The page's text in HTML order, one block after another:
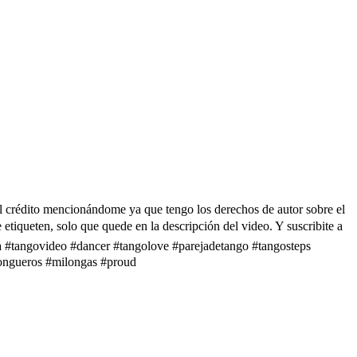
mencionándome ya que tengo los derechos de autor sobre el
solo que quede en la descripción del video. Y suscribite a
#dancer #tangolove #parejadetango #tangosteps
#milongas #proud